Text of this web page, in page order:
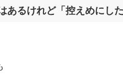
あるけれど「控えめにし